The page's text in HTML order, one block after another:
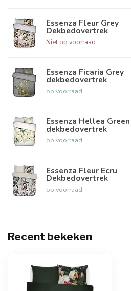
Essenza Fleur Grey
Dekbedovertrek
Niet op voorraad
Essenza Ficaria Grey
dekbedovertrek
op voorraad
Essenza Hellea Green
dekbedovertrek
op voorraad
Essenza Fleur Ecru
Dekbedovertrek
op voorraad
Recent bekeken